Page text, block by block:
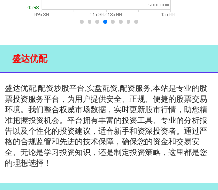
盛达优配
盛达优配,配资炒股平台,实盘配资,配资服务,本站是专业的股
票投资服务平台，为用户提供安全、正规、便捷的股票交易
环境。我们整合权威市场数据，实时更新股市行情，助您精
准把握投资机会。平台拥有丰富的投资工具、专业的分析报
告以及个性化的投资建议，适合新手和资深投资者。通过严
格的合规监管和先进的技术保障，确保您的资金和交易安
全。无论是学习投资知识，还是制定投资策略，这里都是您
的理想选择！